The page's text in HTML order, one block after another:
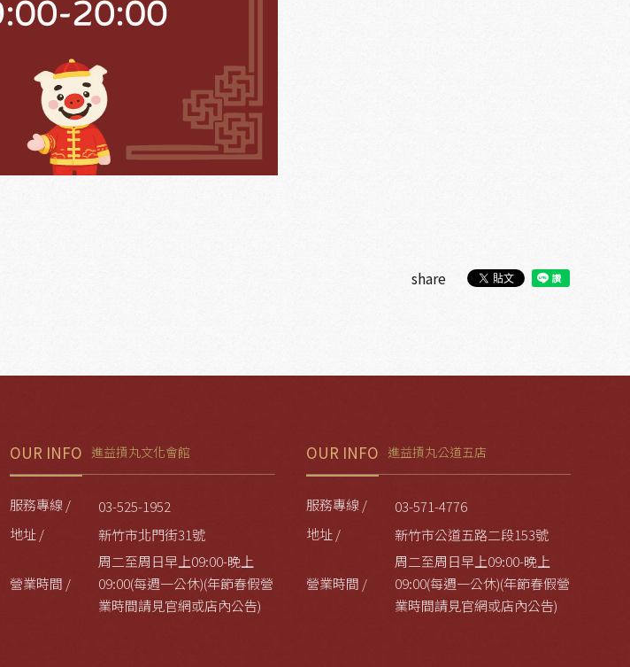
share
OUR INFO 進益摃丸文化會館
服務專線 /
03-525-1952
地址 /
新竹市北門街31號
營業時間 /
周二至周日早上09:00-晚上
09:00(每週一公休)(年節春假營
業時間請見官網或店內公告)
OUR INFO 進益摃丸公道五店
服務專線 /
03-571-4776
地址 /
新竹市公道五路二段153號
營業時間 /
周二至周日早上09:00-晚上
09:00(每週一公休)(年節春假營
業時間請見官網或店內公告)